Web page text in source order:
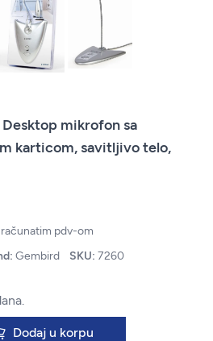
mikrofon sa
karticom, savitljivo telo,
pdv-om
Gembird SKU: 7260
Dodaj u korpu